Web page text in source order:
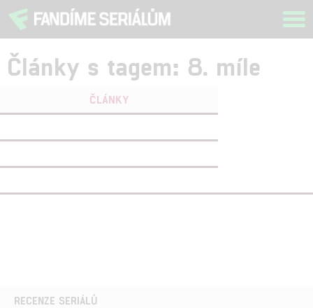
Články s tagem: 8. míle
ČLÁNKY
RECENZE SERIÁLŮ